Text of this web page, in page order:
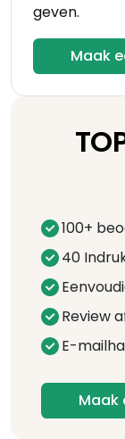
geven.
Maak
100+
40
Review
E-
Maak